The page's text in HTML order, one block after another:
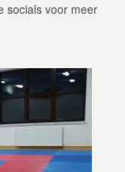
socials voor meer